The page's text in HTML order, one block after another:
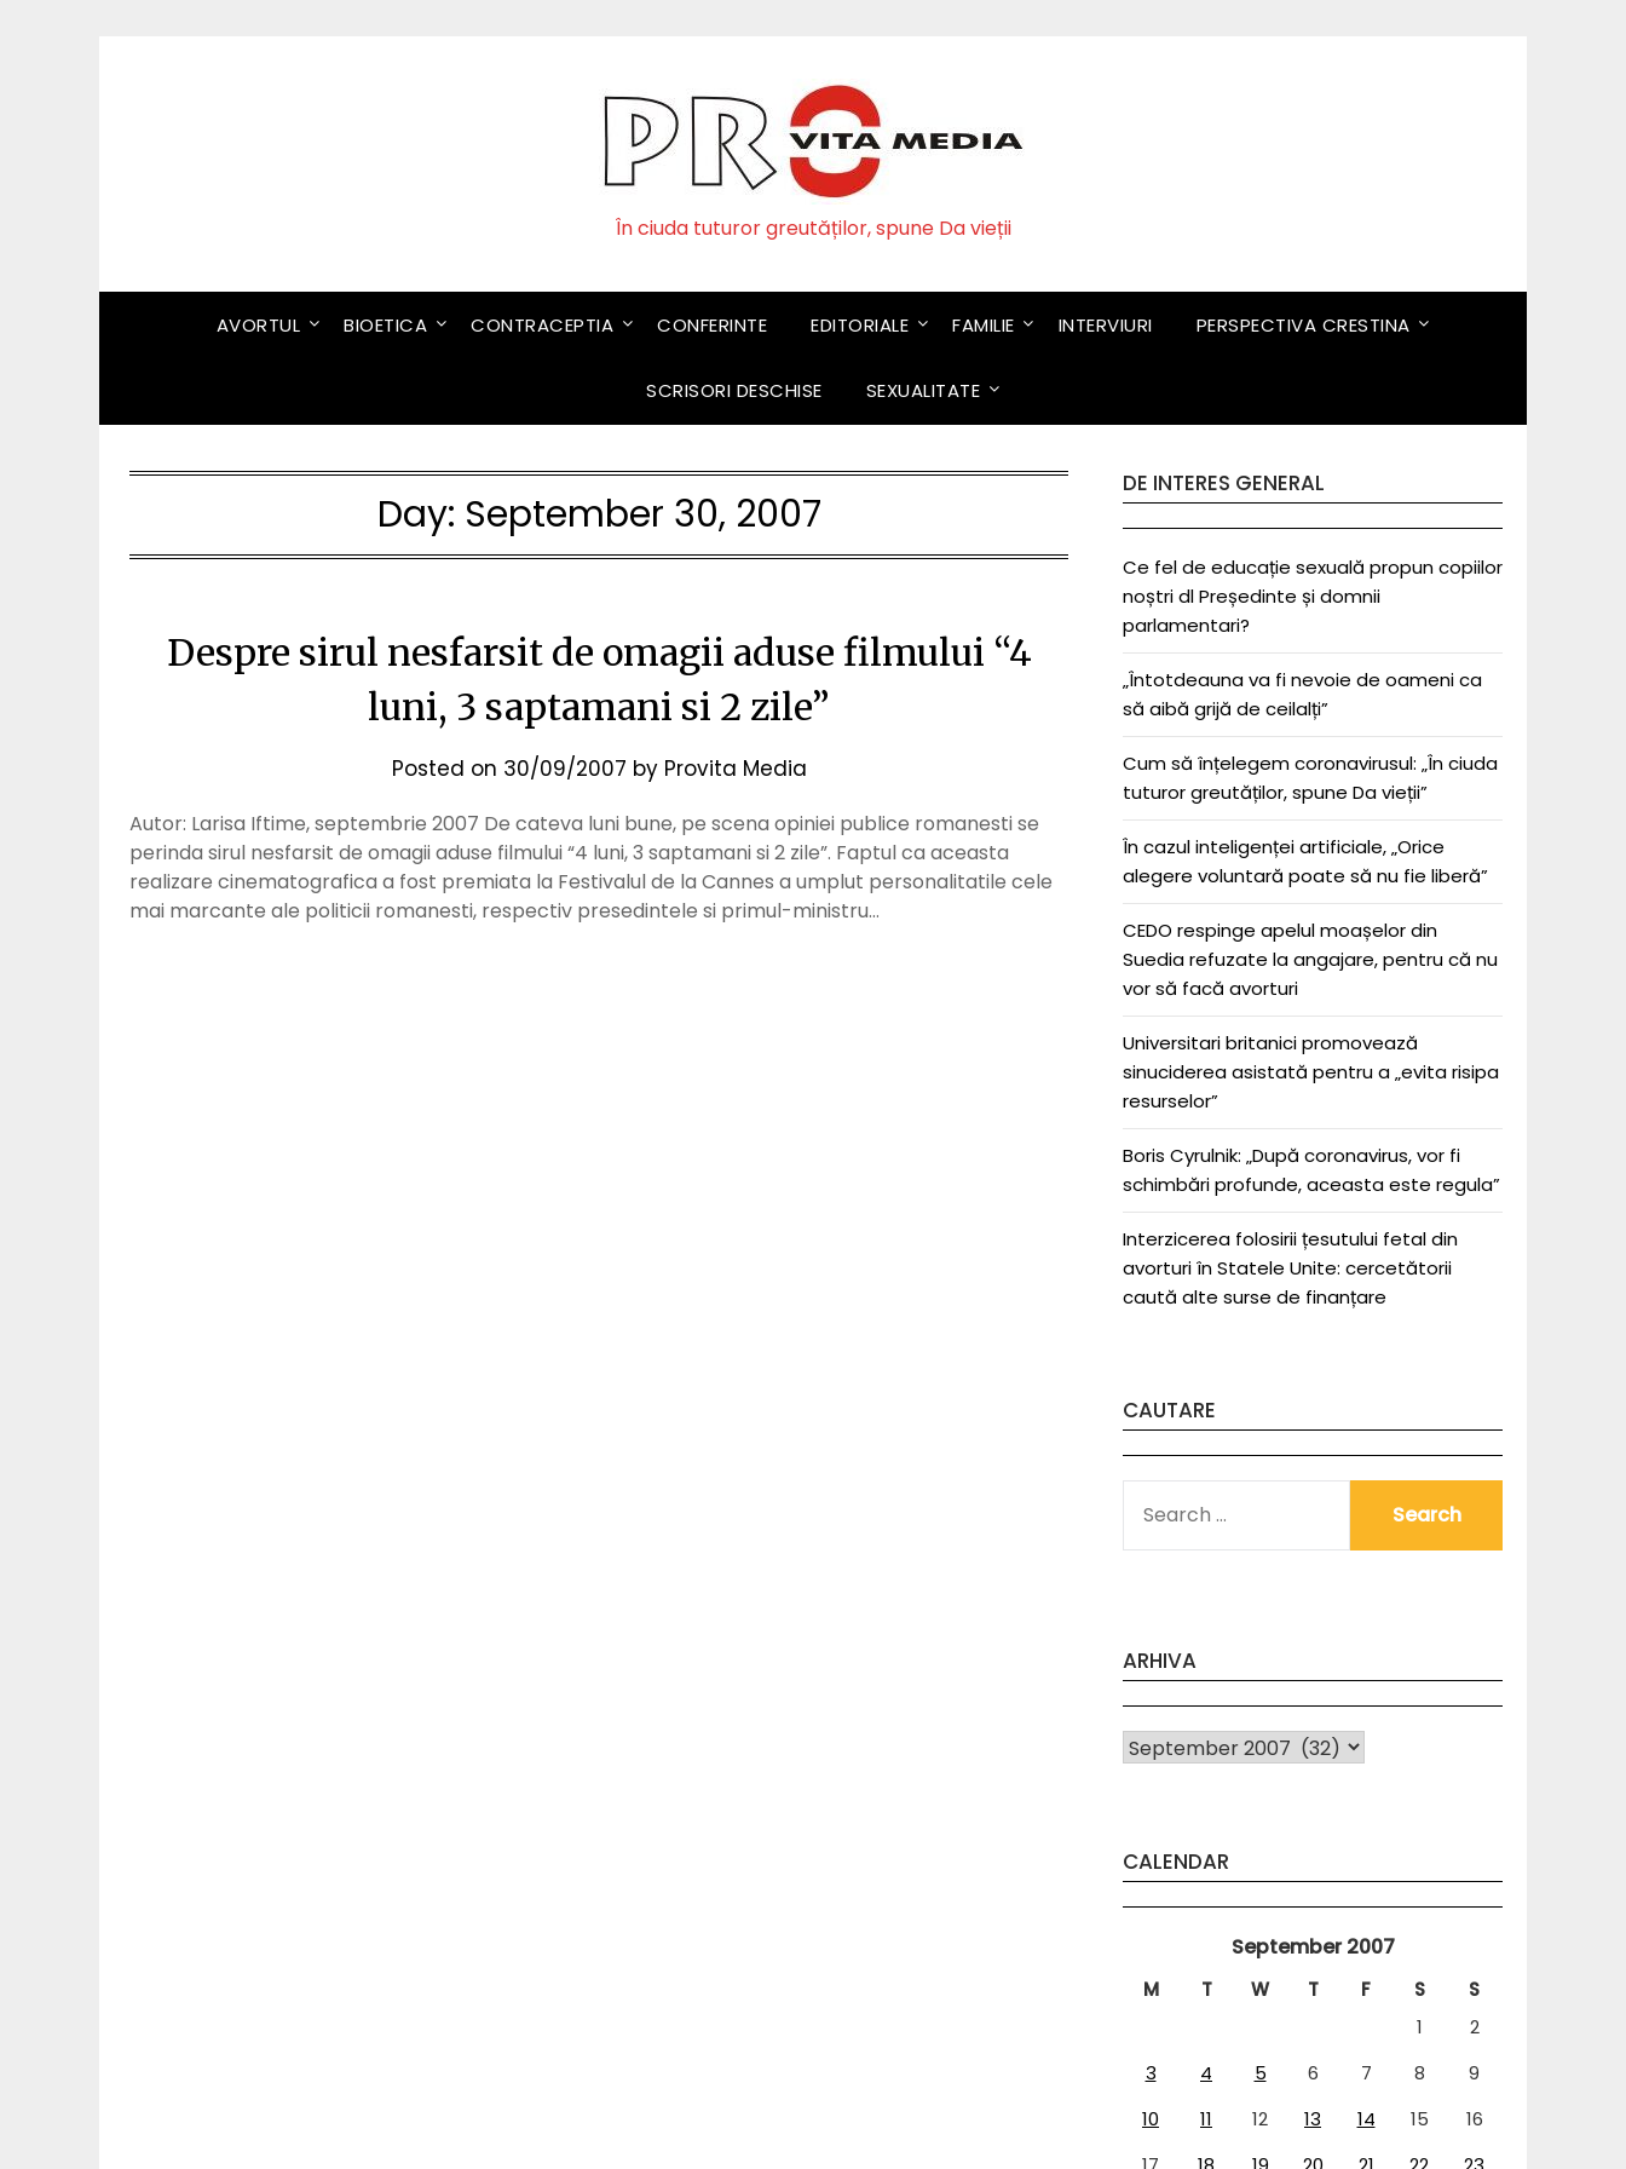
În ciuda tuturor greutăților, spune Da vieții
AVORTUL BIOETICA CONTRACEPTIA CONFERINTE EDITORIALE FAMILIE INTERVIURI PERSPECTIVA CRESTINA
SCRISORI DESCHISE SEXUALITATE
Day: September 30, 2007
Despre sirul nesfarsit de omagii aduse filmului “4
luni, 3 saptamani si 2 zile”
Posted on 30/09/2007 by Provita Media
Autor: Larisa Iftime, septembrie 2007 De cateva luni bune, pe scena opiniei publice romanesti se
perinda sirul nesfarsit de omagii aduse filmului “4 luni, 3 saptamani si 2 zile”. Faptul ca aceasta
realizare cinematografica a fost premiata la Festivalul de la Cannes a umplut personalitatile cele
mai marcante ale politicii romanesti, respectiv presedintele si primul-ministru…
DE INTERES GENERAL
Ce fel de educație sexuală propun copiilor
noștri dl Președinte și domnii
parlamentari?
„Întotdeauna va fi nevoie de oameni ca
să aibă grijă de ceilalți”
Cum să înțelegem coronavirusul: „În ciuda
tuturor greutăților, spune Da vieții”
În cazul inteligenței artificiale, „Orice
alegere voluntară poate să nu fie liberă”
CEDO respinge apelul moașelor din
Suedia refuzate la angajare, pentru că nu
vor să facă avorturi
Universitari britanici promovează
sinuciderea asistată pentru a „evita risipa
resurselor”
Boris Cyrulnik: „După coronavirus, vor fi
schimbări profunde, aceasta este regula”
Interzicerea folosirii țesutului fetal din
avorturi în Statele Unite: cercetătorii
caută alte surse de finanțare
CAUTARE
FOR:
ARHIVA
Arhiva
CALENDAR
September 2007
M T W T F S
S
1
2
3
4 5 6 7 8
9
10
11 12 13 14 15
16